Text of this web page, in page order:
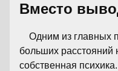
Вместо
Одним из главных
больших расстояний
собственная